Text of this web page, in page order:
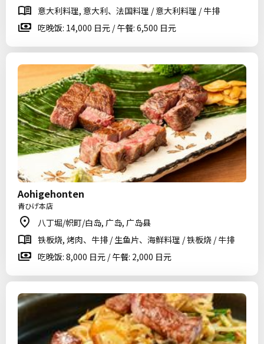
意大利料理, 意大利、法国料理 / 意大利料理 / 牛排
吃晚饭: 14,000 日元 / 午餐: 6,500 日元
Aohigehonten
青ひげ本店
八丁堀/帜町/白岛, 广岛, 广岛县
铁板烧, 烤肉、牛排 / 生鱼片、海鲜料理 / 铁板烧 / 牛排
吃晚饭: 8,000 日元 / 午餐: 2,000 日元